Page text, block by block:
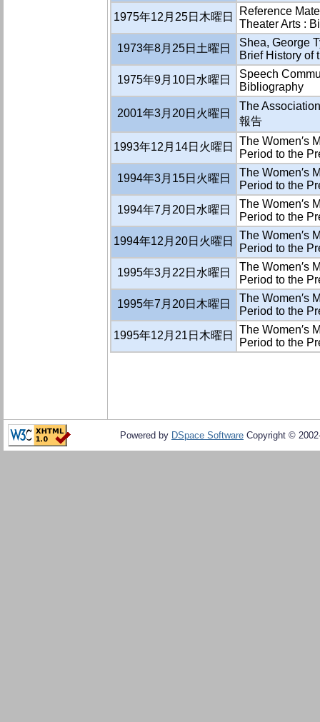
1975年12月25日木曜日
Reference
Theater Arts :
1973年8月25日土曜日
Shea, George
Brief History of
1975年9月10日水曜日
Speech
Bibliography
2001年3月20日火曜日
The
報告
1993年12月14日火曜日
The Women′s
Period to the
1994年3月15日火曜日
The Women′s
Period to the
1994年7月20日水曜日
The Women′s
Period to the
1994年12月20日火曜日
The Women′s
Period to the
1995年3月22日水曜日
The Women′s
Period to the
1995年7月20日木曜日
The Women′s
Period to the
1995年12月21日木曜日
The Women′s
Period to the
Powered by DSpace Software Copyright ©